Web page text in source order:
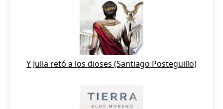
Y Julia retó a los dioses (Santiago Posteguillo)